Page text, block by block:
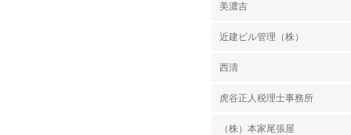
美濃吉
近建ビル管理（株）
西清
虎谷正人税理士事務所
（株）本家尾張屋